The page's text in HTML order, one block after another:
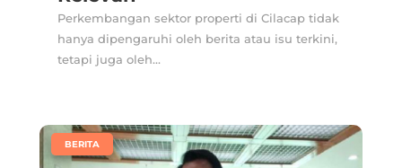
Perkembangan sektor properti di Cilacap tidak
hanya dipengaruhi oleh berita atau isu terkini,
tetapi juga oleh...
BERITA